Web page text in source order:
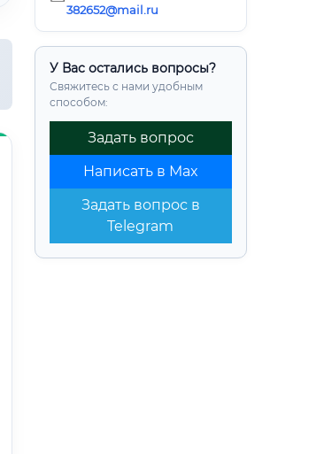
382652@mail.ru
У Вас остались вопросы?
Свяжитесь с нами удобным
способом:
Задать вопрос
Написать в Max
Задать вопрос в
Telegram